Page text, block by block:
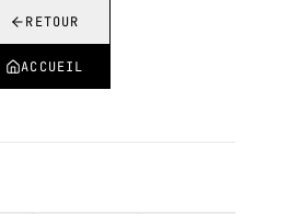
RETOUR
ACCUEIL